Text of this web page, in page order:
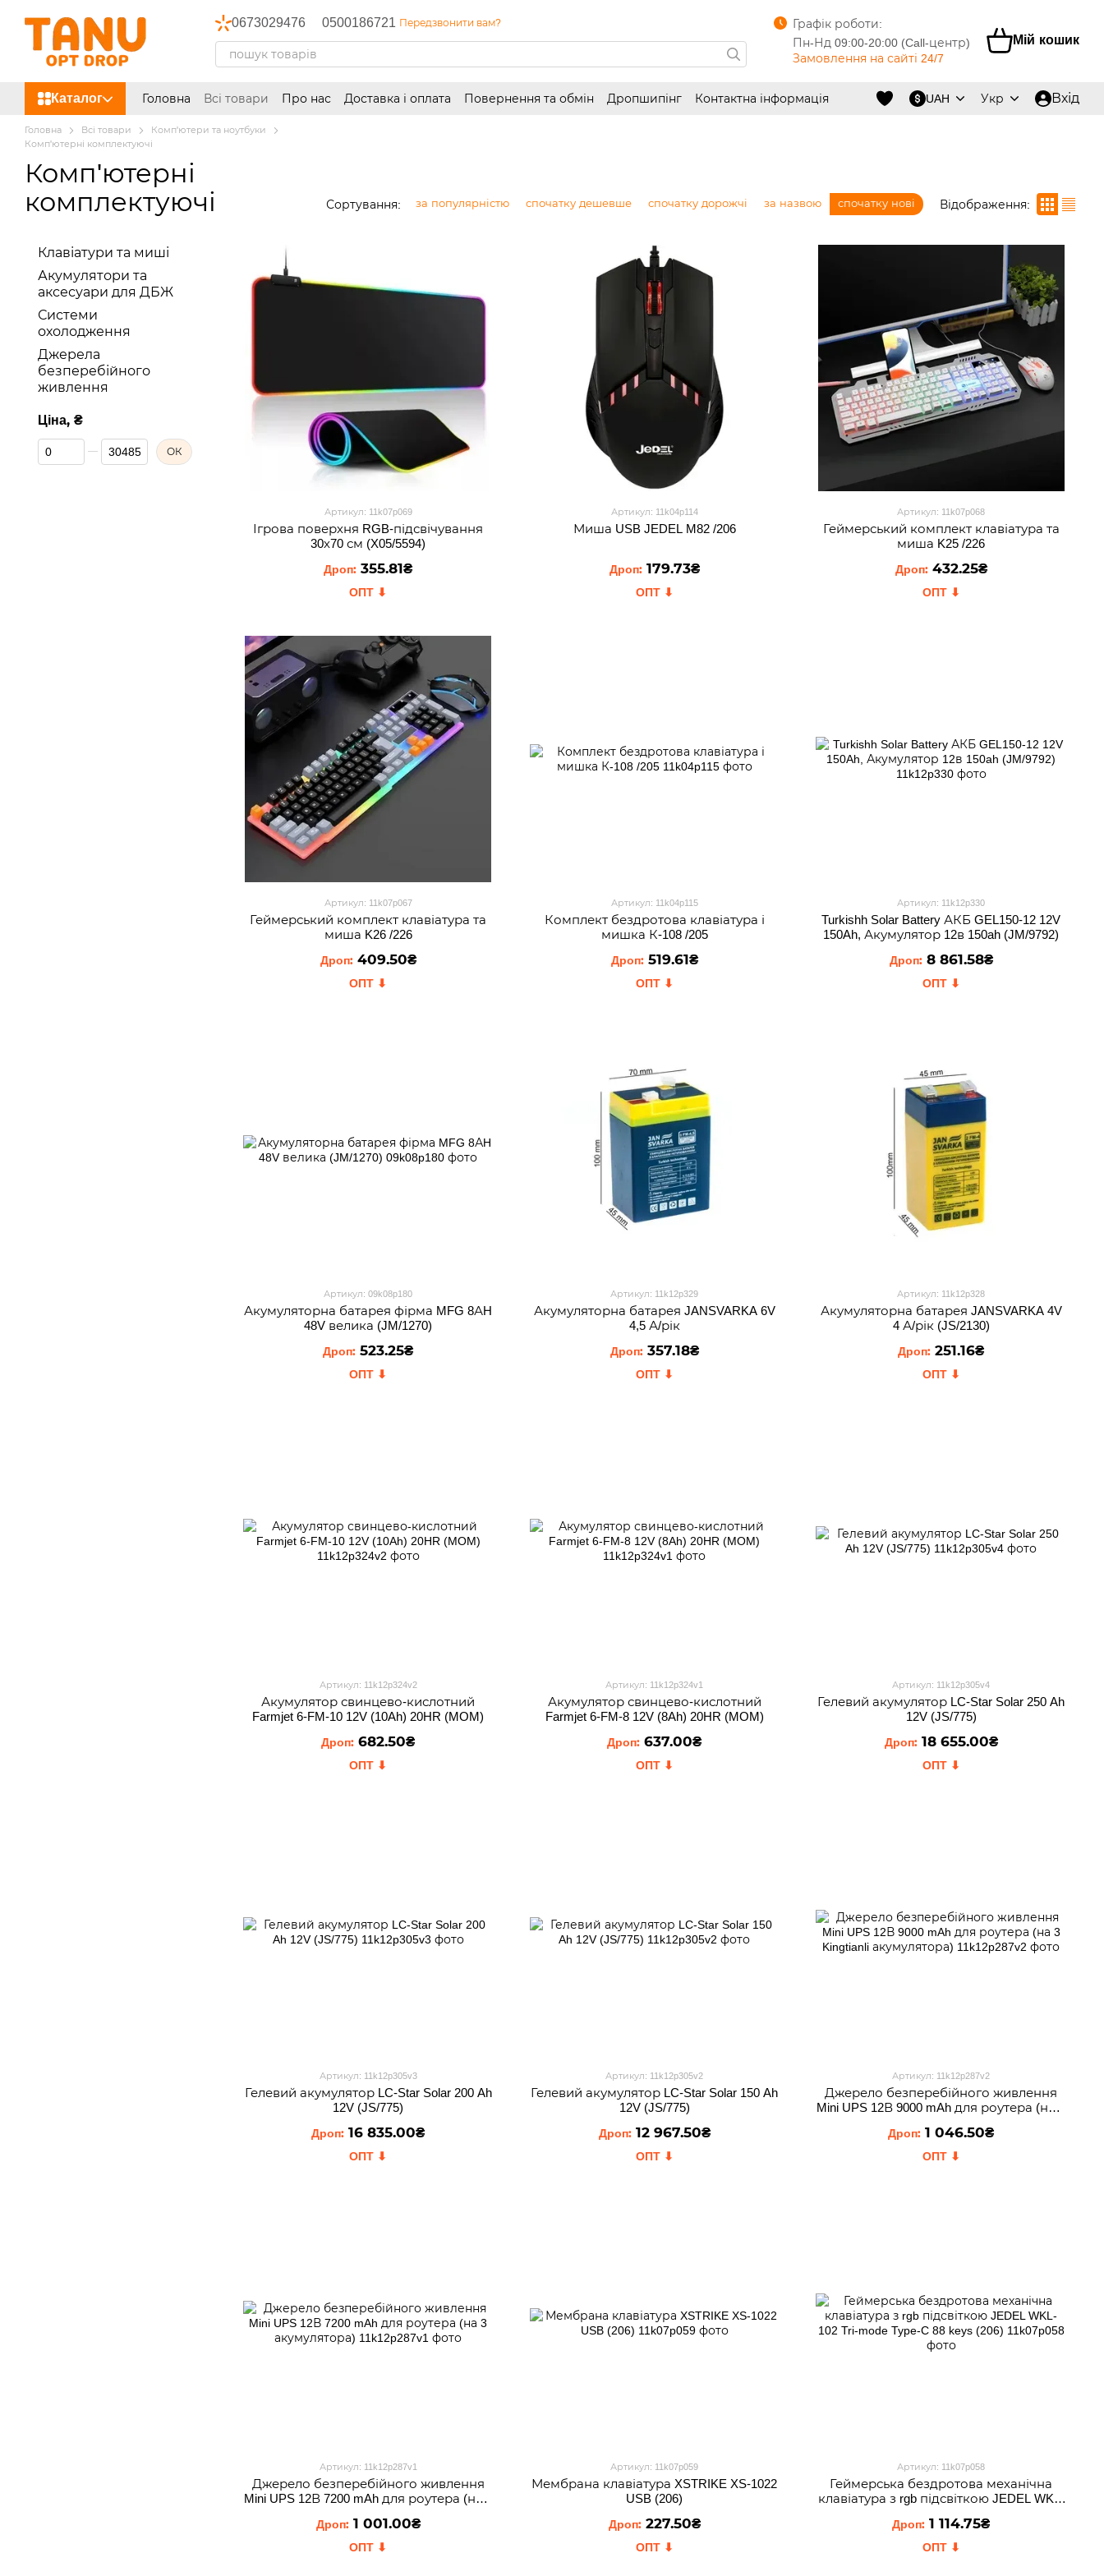
0673029476 0500186721 Передзвонити вам?
Графік роботи:
Пн-Нд 09:00-20:00 (Call-центр)
Замовлення на сайті 24/7
Мій кошик
Каталог Головна Всі товари Про нас Доставка і оплата Повернення та обмін Дропшипінг Контактна інформація UAH Укр Вхід
Головна Всі товари
Комп'ютери та ноутбуки
Комп'ютерні комплектуючі
Комп'ютерні
комплектуючі
Сортування: за популярністю спочатку дешевше спочатку дорожчі за назвою спочатку нові Відображення:
Артикул: 11k07p069
Ігрова поверхня RGB-підсвічування
30х70 см (X05/5594)
355.81₴
Артикул: 11k04p114
Миша USB JEDEL M82 /206
179.73₴
Артикул: 11k07p068
Геймерський комплект клавіатура та
миша K25 /226
432.25₴
Артикул: 11k07p067
Геймерський комплект клавіатура та
миша K26 /226
409.50₴
Артикул: 11k04p115
Комплект бездротова клавіатура і
мишка К-108 /205
519.61₴
Артикул: 11k12p330
Turkishh Solar Battery АКБ GEL150-12 12V
150Ah, Акумулятор 12в 150ah (JM/9792)
8 861.58₴
Артикул: 09k08p180
Акумуляторна батарея фірма MFG 8АH
48V велика (JM/1270)
523.25₴
Артикул: 11k12p329
Акумуляторна батарея JANSVARKA 6V
4,5 А/рік
357.18₴
Артикул: 11k12p328
Акумуляторна батарея JANSVARKA 4V
4 А/рік (JS/2130)
251.16₴
Артикул: 11k12p324v2
Акумулятор свинцево-кислотний
Farmjet 6-FM-10 12V (10Ah) 20HR (MOM)
682.50₴
Артикул: 11k12p324v1
Акумулятор свинцево-кислотний
Farmjet 6-FM-8 12V (8Ah) 20HR (MOM)
637.00₴
Артикул: 11k12p305v4
Гелевий акумулятор LC-Star Solar 250 Ah
12V (JS/775)
18 655.00₴
Артикул: 11k12p305v3
Гелевий акумулятор LC-Star Solar 200 Ah
12V (JS/775)
16 835.00₴
Артикул: 11k12p305v2
Гелевий акумулятор LC-Star Solar 150 Ah
12V (JS/775)
12 967.50₴
Артикул: 11k12p287v2
Джерело безперебійного живлення
Mini UPS 12В 9000 mAh для роутера (на 3
1 046.50₴
Артикул: 11k12p287v1
Джерело безперебійного живлення
Mini UPS 12В 7200 mAh для роутера (на 3
1 001.00₴
Артикул: 11k07p059
Мембрана клавіатура XSTRIKE XS-1022
USB (206)
227.50₴
Артикул: 11k07p058
Геймерська бездротова механічна
клавіатура з rgb підсвіткою JEDEL WKL-
1 114.75₴
Клавіатури та миші
Акумулятори та
аксесуари для ДБЖ
Системи
охолодження
Джерела
безперебійного
живлення
Ціна, ₴
Від Ціна, ₴
До Ціна, ₴ ОК